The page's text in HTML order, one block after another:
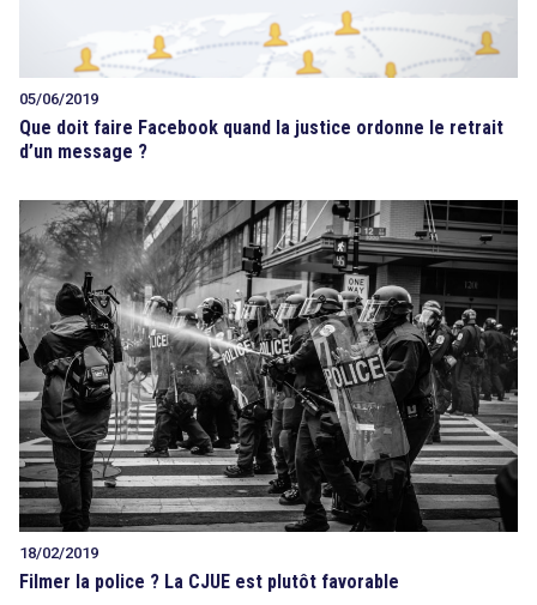
05/06/2019
Que doit faire Facebook quand la justice ordonne le retrait
d’un message ?
18/02/2019
Filmer la police ? La CJUE est plutôt favorable